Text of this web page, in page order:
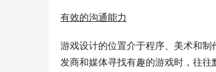
有效的沟通能力
游戏设计的位置介于程序、美术和
发商和媒体寻找有趣的游戏时，往